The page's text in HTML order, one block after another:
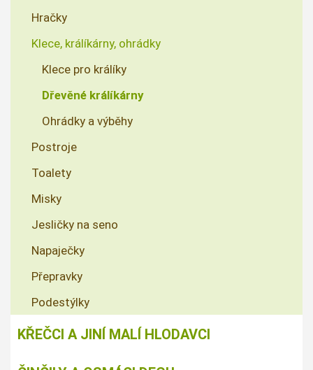
Hračky
Klece, králíkárny, ohrádky
Klece pro králíky
Dřevěné králíkárny
Ohrádky a výběhy
Postroje
Toalety
Misky
Jesličky na seno
Napaječky
Přepravky
Podestýlky
KŘEČCI A JINÍ MALÍ HLODAVCI